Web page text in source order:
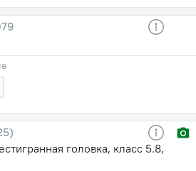
головка, класс 5.8,